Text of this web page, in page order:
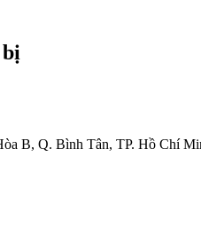
B, Q. Bình Tân, TP. Hồ Chí